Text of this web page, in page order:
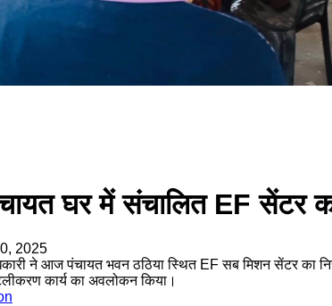
घर में संचालित EF सेंटर
2025
ने आज पंचायत भवन ठठिया स्थित EF सब मिशन सेंटर का
कार्य का अवलोकन किया।